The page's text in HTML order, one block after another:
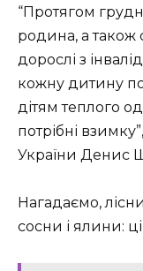
“Протягом
родина, а також
дорослі з
кожну дитину
дітям теплого
потрібні
України Денис
Нагадаємо,
сосни і ялини: